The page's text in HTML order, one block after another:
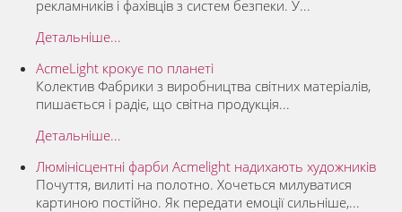
рекламників і фахівців з систем безпеки. У...
Детальніше...
AcmeLight крокує по планеті
Колектив Фабрики з виробництва світних матеріалів,
пишається і радіє, що світна продукція...
Детальніше...
Люмінісцентні фарби Acmelight надихають художників
Почуття, вилиті на полотно. Хочеться милуватися
картиною постійно. Як передати емоції сильніше,...